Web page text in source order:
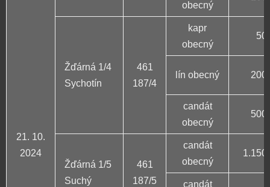
21. 10.
2024
obecný
Žďárná 1/4
Sychotín
461
187/4
kapr
obecný
50
lín obecný 200
candát
obecný
500
Žďárná 1/5
Suchý
461
187/5
candát
obecný
1.150
candát